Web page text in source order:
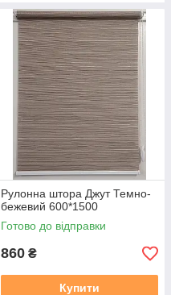
Рулонна штора Джут Темно-
бежевий 600*1500
Готово до відправки
860 ₴
Купити